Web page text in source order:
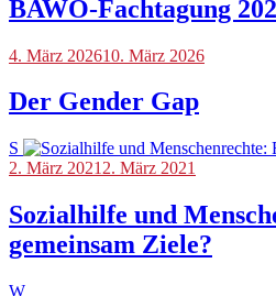
BAWO-Fachtagung
Blog
4. März 202610. März 2026
Der Gender Gap
S
Blog
2. März 2021 2. März 2021
Sozialhilfe und
gemeinsam Ziele?
W